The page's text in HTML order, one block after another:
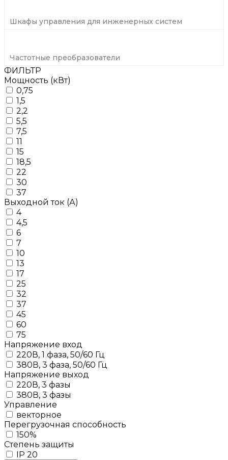
Шкафы управления для инженерных систем
Частотные преобразователи
ФИЛЬТР
Мощность (кВт)
0,75
1,5
2,2
5,5
7,5
11
15
18,5
22
30
37
Выходной ток (А)
4
4,5
6
7
10
13
17
25
32
37
45
60
75
Напряжение вход
220В, 1 фаза, 50/60 Гц
380В, 3 фаза, 50/60 Гц
Напряжение выход
220В, 3 фазы
380В, 3 фазы
Управление
векторное
Перегрузочная способность
150%
Степень защиты
IP 20